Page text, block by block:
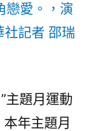
戀愛。，演
社記者 邵瑞
主題月運動
年主題月